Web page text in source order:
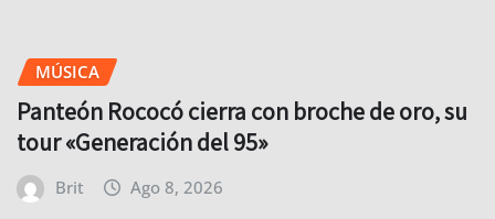
MÚSICA
Panteón Rococó cierra con broche de oro, su
tour «Generación del 95»
Brit Ago 8, 2026